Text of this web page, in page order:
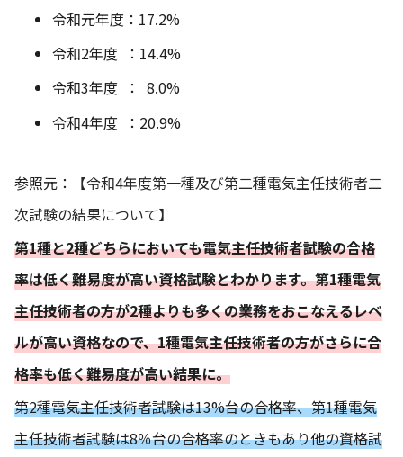
令和元年度：17.2%
令和2年度 ：14.4%
令和3年度 ： 8.0%
令和4年度 ：20.9%
参照元：
【令和4年度第一種及び第二種電気主任技術者二
次試験の結果について】
第1種と2種どちらにおいても電気主任技術者試験の合格
率は低く難易度が高い資格試験とわかります。第1種電気
主任技術者の方が2種よりも多くの業務をおこなえるレベ
ルが高い資格なので、1種電気主任技術者の方がさらに合
格率も低く難易度が高い結果に。
第2種電気主任技術者試験は13%台の合格率、第1種電気
主任技術者試験は8％台の合格率のときもあり他の資格試